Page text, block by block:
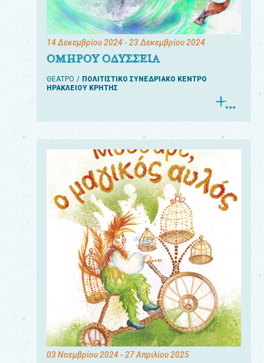
14 Δεκεμβρίου 2024- 23 Δεκεμβρίου 2024
ΟΜΗΡΟΥ ΟΔΥΣΣΕΙΑ
ΘΕΑΤΡΟ
ΠΟΛΙΤΙΣΤΙΚΟ ΣΥΝΕΔΡΙΑΚΟ ΚΕΝΤΡΟ
ΗΡΑΚΛΕΙΟΥ ΚΡΗΤΗΣ
03 Νοεμβρίου 2024- 27 Απριλίου 2025